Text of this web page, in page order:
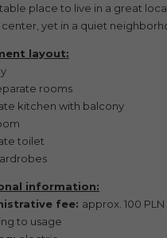
place to live in a great
yet in a quiet
layout:
rooms
kitchen with balcony
toilet
information:
fee: approx. 100
to usage